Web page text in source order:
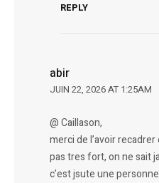
REPLY
abir
JUIN 22, 2026 AT 1:25AM
@ Caillason,
merci de l’avoir
pas tres fort, on ne sait
c’est jsute une